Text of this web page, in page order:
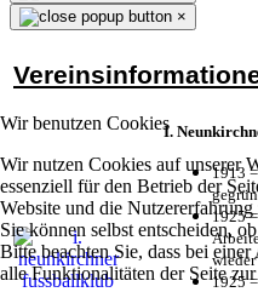
Wir benutzen Cookies
Wir nutzen Cookies auf unserer
essenziell für den Betrieb der
Website und die
Sie können selbst entscheiden,
Bitte beachten Sie, dass bei
alle Funktionalitäten der Seite
×
I.
1913
1925
1925